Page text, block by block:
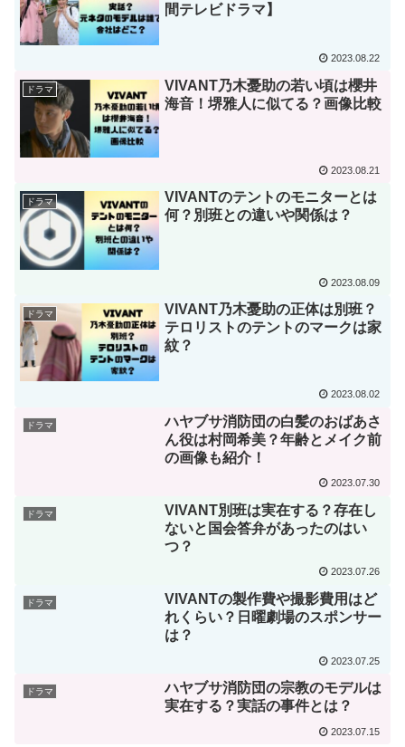
間テレビドラマ】
2023.08.22
ドラマ
VIVANT乃木憂助の若い頃は櫻井
海音！堺雅人に似てる？画像比較
2023.08.21
ドラマ
VIVANTのテントのモニターとは
何？別班との違いや関係は？
2023.08.09
ドラマ
VIVANT乃木憂助の正体は別班？
テロリストのテントのマークは家
紋？
2023.08.02
ドラマ
ハヤブサ消防団の白髪のおばあさ
ん役は村岡希美？年齢とメイク前
の画像も紹介！
2023.07.30
ドラマ
VIVANT別班は実在する？存在し
ないと国会答弁があったのはい
つ？
2023.07.26
ドラマ
VIVANTの製作費や撮影費用はど
れくらい？日曜劇場のスポンサー
は？
2023.07.25
ドラマ
ハヤブサ消防団の宗教のモデルは
実在する？実話の事件とは？
2023.07.15